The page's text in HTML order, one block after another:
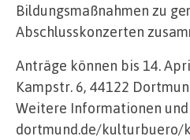
Bildungsmaßnahmen zu
Abschlusskonzerten
Anträge können bis 14.
Kampstr. 6, 44122
Weitere Informationen
dortmund.de/kulturbuero/